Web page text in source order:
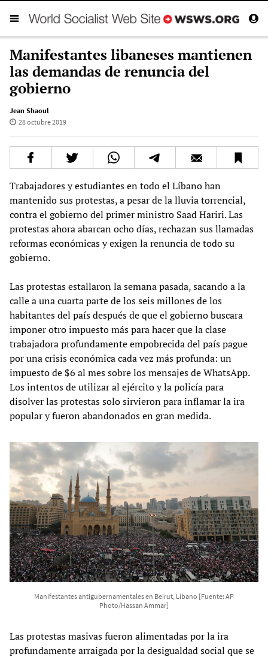
Manifestantes libaneses mantienen
las demandas de renuncia del
gobierno
Jean Shaoul
28 octubre 2019
Trabajadores y estudiantes en todo el Líbano han
mantenido sus protestas, a pesar de la lluvia torrencial,
contra el gobierno del primer ministro Saad Hariri. Las
protestas ahora abarcan ocho días, rechazan sus llamadas
reformas económicas y exigen la renuncia de todo su
gobierno.
Las protestas estallaron la semana pasada, sacando a la
calle a una cuarta parte de los seis millones de los
habitantes del país después de que el gobierno buscara
imponer otro impuesto más para hacer que la clase
trabajadora profundamente empobrecida del país pague
por una crisis económica cada vez más profunda: un
impuesto de $6 al mes sobre los mensajes de WhatsApp.
Los intentos de utilizar al ejército y la policía para
disolver las protestas solo sirvieron para inflamar la ira
popular y fueron abandonados en gran medida.
Manifestantes antigubernamentales en Beirut, Líbano [Fuente: AP
Photo/Hassan Ammar]
Las protestas masivas fueron alimentadas por la ira
profundamente arraigada por la desigualdad social que se